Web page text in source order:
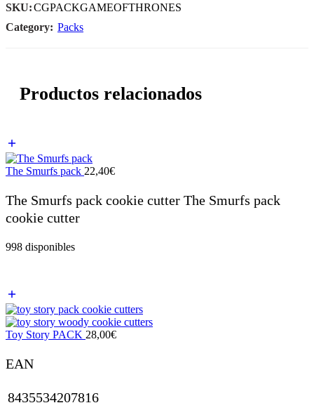
SKU:CGPACKGAMEOFTHRONES
Category: Packs
Productos relacionados
The Smurfs pack 22,40€
The Smurfs pack cookie cutter The Smurfs pack
cookie cutter
998 disponibles
Toy Story PACK 28,00€
EAN
8435534207816